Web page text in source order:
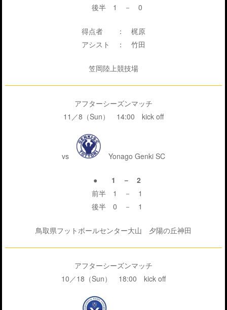
後半 1 － 0
得点者 ： 梶原
アシスト ： 竹田
笠岡陸上競技場
アフターシーズンマッチ
11／8（Sun） 14:00 kick off
vs Yonago Genki SC
● 1 － 2
前半 1 － 1
後半 0 － 1
鳥取県フットボールセンター大山 夕陽の丘神田
アフターシーズンマッチ
10／18（Sun） 18:00 kick off